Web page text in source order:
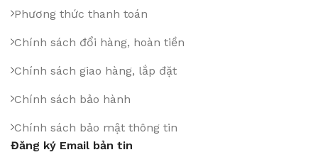
Phương thức thanh toán
Chính sách đổi hàng, hoàn tiền
Chính sách giao hàng, lắp đặt
Chính sách bảo hành
Chính sách bảo mật thông tin
Đăng ký Email bản tin